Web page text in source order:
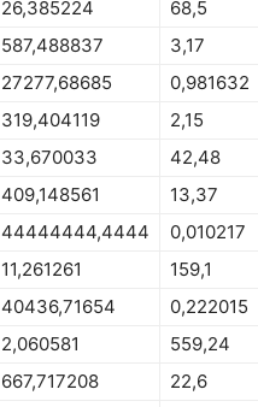
26,385224
68,5
587,488837
3,17
27277,68685
0,981632
319,404119
2,15
33,670033
42,48
409,148561
13,37
44444444,4444
0,010217
11,261261
159,1
40436,71654
0,222015
2,060581
559,24
667,717208 22,6